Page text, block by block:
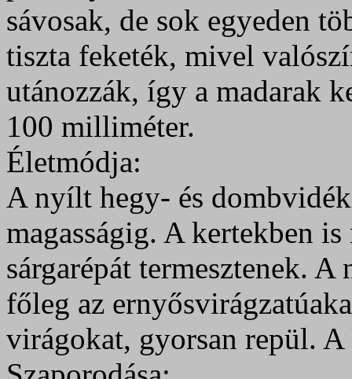
sávosak, de sok egyeden
tiszta feketék, mivel
utánozzák, így a madarak
100 milliméter.
Életmódja:
A nyílt hegy- és
magasságig. A kertekben
sárgarépát termesztenek.
főleg az
virágokat, gyorsan repül.